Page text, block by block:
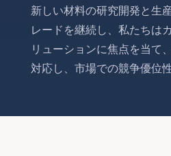
新しい材料の研究開発と生
レードを継続し、私たちは
リューションに焦点を当て
対応し、市場での競争優位